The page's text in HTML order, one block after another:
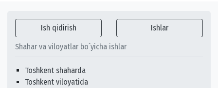
Ish qidirish Ishlar
Shahar va viloyatlar bo`yicha ishlar
Toshkent shaharda
Toshkent viloyatida